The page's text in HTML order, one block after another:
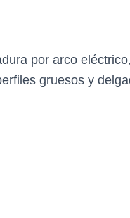
por arco
gruesos y